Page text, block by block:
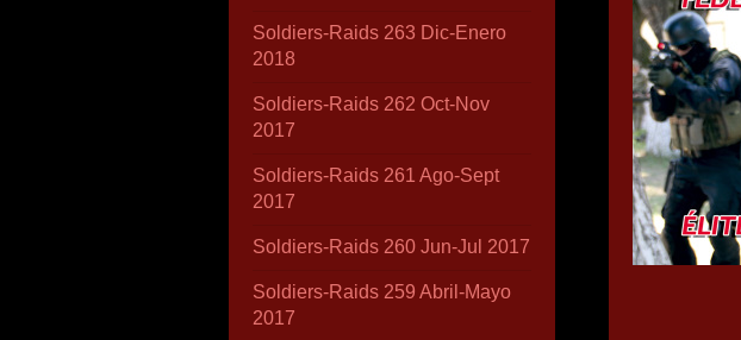
Soldiers-Raids 263 Dic-Enero
2018
Soldiers-Raids 262 Oct-Nov
2017
Soldiers-Raids 261 Ago-Sept
2017
Soldiers-Raids 260 Jun-Jul 2017
Soldiers-Raids 259 Abril-Mayo
2017